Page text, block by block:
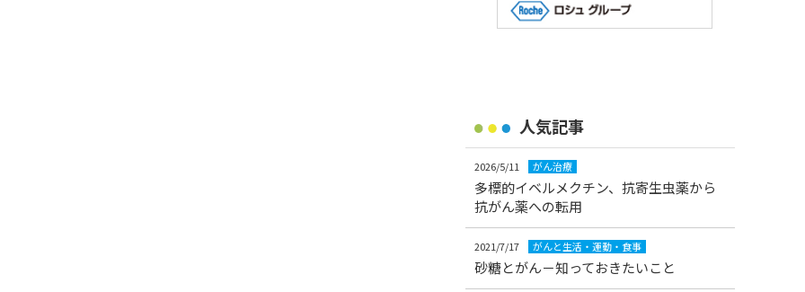
人気記事
2026/5/11 がん治療
多標的イベルメクチン、抗寄生虫薬から
抗がん薬への転用
2021/7/17 がんと生活・運動・食事
砂糖とがん－知っておきたいこと